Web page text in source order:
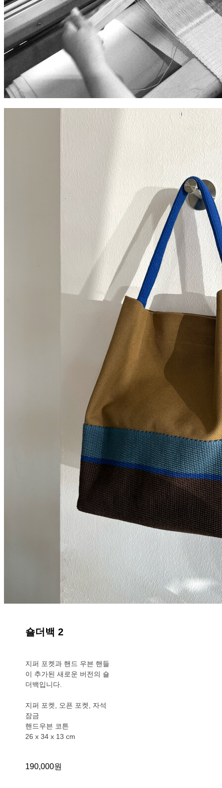
숄더백 2
지퍼 포켓과 핸드 우븐 핸들
이 추가된 새로운 버전의 숄
더백입니다.
지퍼 포켓, 오픈 포켓, 자석
잠금
핸드우븐 코튼
26 x 34 x 13 cm
190,000원